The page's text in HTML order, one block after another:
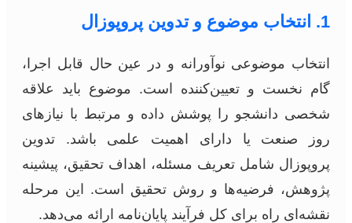
1. انتخاب موضوع و تدوین پروپوزال
انتخاب موضوعی نوآورانه و در عین حال قابل اجرا،
گام نخست و تعیین‌کننده است. موضوع باید علاقه
شخصی دانشجو را پوشش داده و مرتبط با نیازهای
روز صنعت یا دارای اهمیت علمی باشد. تدوین
پروپوزال شامل تعریف مسئله، اهداف تحقیق، پیشینه
پژوهش، فرضیه‌ها و روش تحقیق است. این مرحله
نقشه‌ای راه برای کل فرآیند پایان‌نامه ارائه می‌دهد.